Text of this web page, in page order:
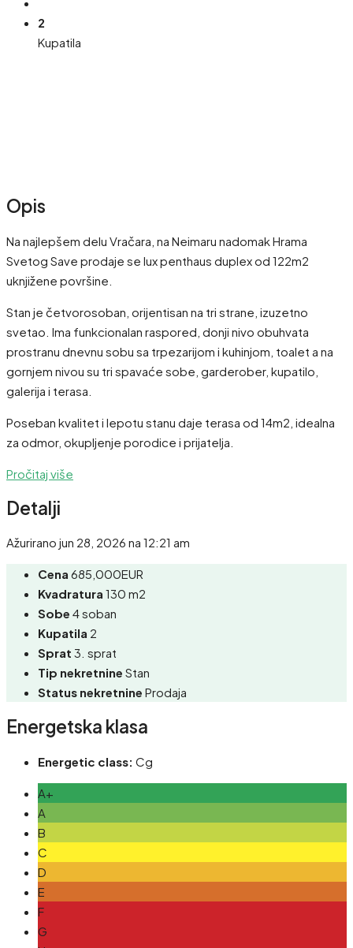
2
Kupatila
Opis
Na najlepšem delu Vračara, na Neimaru nadomak Hrama
Svetog Save prodaje se lux penthaus duplex od 122m2
uknjižene površine.
Stan je četvorosoban, orijentisan na tri strane, izuzetno
svetao. Ima funkcionalan raspored, donji nivo obuhvata
prostranu dnevnu sobu sa trpezarijom i kuhinjom, toalet a na
gornjem nivou su tri spavaće sobe, garderober, kupatilo,
galerija i terasa.
Poseban kvalitet i lepotu stanu daje terasa od 14m2, idealna
za odmor, okupljenje porodice i prijatelja.
Pročitaj više
Detalji
Ažurirano jun 28, 2026 na 12:21 am
Cena 685,000EUR
Kvadratura 130 m2
Sobe 4 soban
Kupatila 2
Sprat 3. sprat
Tip nekretnine Stan
Status nekretnine Prodaja
Energetska klasa
Energetic class: Cg
A+
A
B
C
D
E
F
G